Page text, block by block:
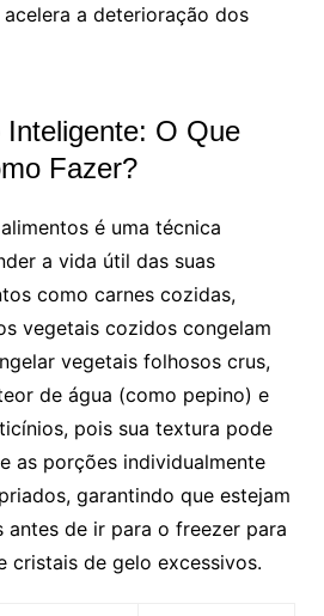
a deterioração dos
Inteligente: O Que
Fazer?
é uma técnica
a vida útil das suas
como carnes cozidas,
vegetais cozidos congelam
vegetais folhosos crus,
de água (como pepino) e
pois sua textura pode
as porções individualmente
garantindo que estejam
antes de ir para o freezer para
cristais de gelo excessivos.